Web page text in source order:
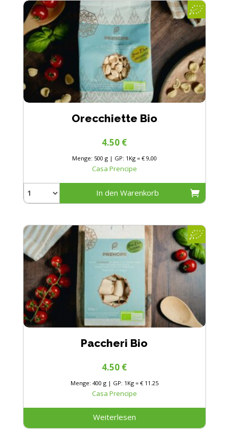
Orecchiette Bio
Casa Prencipe
Menge: 500 g | GP: 1Kg = € 9,00
4.50 €
In den Warenkorb
Paccheri Bio
Casa Prencipe
Menge: 400 g | GP: 1Kg = € 11.25
4.50 €
Weiterlesen